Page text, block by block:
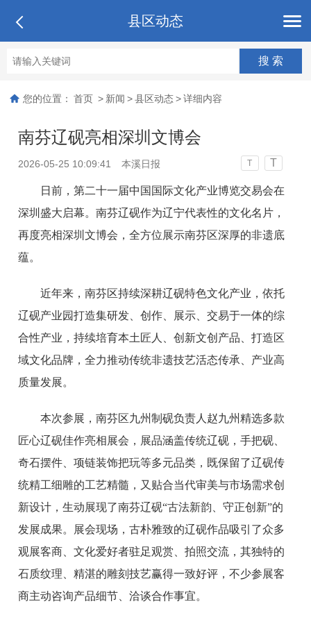
县区动态
您的位置： 首页 > 新闻 > 县区动态 > 详细内容
南芬辽砚亮相深圳文博会
2026-05-25 10:09:41 本溪日报 T T
日前，第二十一届中国国际文化产业博览交易会在
深圳盛大启幕。南芬辽砚作为辽宁代表性的文化名片，
再度亮相深圳文博会，全方位展示南芬区深厚的非遗底
蕴。
近年来，南芬区持续深耕辽砚特色文化产业，依托
辽砚产业园打造集研发、创作、展示、交易于一体的综
合性产业，持续培育本土匠人、创新文创产品、打造区
域文化品牌，全力推动传统非遗技艺活态传承、产业高
质量发展。
本次参展，南芬区九州制砚负责人赵九州精选多款
匠心辽砚佳作亮相展会，展品涵盖传统辽砚，手把砚、
奇石摆件、项链装饰把玩等多元品类，既保留了辽砚传
统精工细雕的工艺精髓，又贴合当代审美与市场需求创
新设计，生动展现了南芬辽砚“古法新韵、守正创新”的
发展成果。展会现场，古朴雅致的辽砚作品吸引了众多
观展客商、文化爱好者驻足观赏、拍照交流，其独特的
石质纹理、精湛的雕刻技艺赢得一致好评，不少参展客
商主动咨询产品细节、洽谈合作事宜。